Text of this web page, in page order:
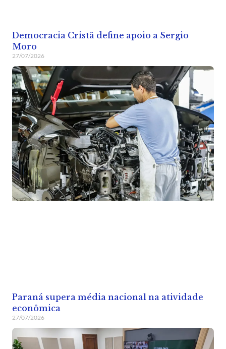
Democracia Cristã define apoio a Sergio
Moro
27/07/2026
Paraná supera média nacional na atividade
econômica
27/07/2026